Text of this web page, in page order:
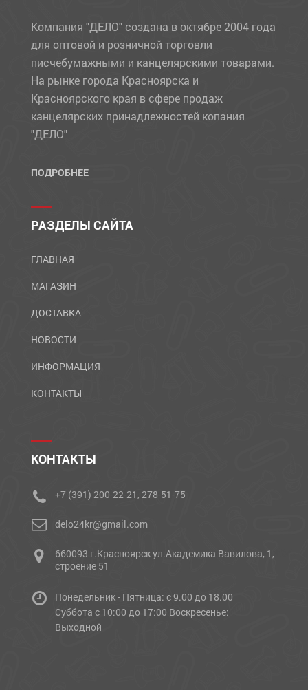
Компания "ДЕЛО" создана в октябре 2004 года
для оптовой и розничной торговли
писчебумажными и канцелярскими товарами.
На рынке города Красноярска и
Красноярского края в сфере продаж
канцелярских принадлежностей копания
"ДЕЛО"
ПОДРОБНЕЕ
РАЗДЕЛЫ САЙТА
ГЛАВНАЯ
МАГАЗИН
ДОСТАВКА
НОВОСТИ
ИНФОРМАЦИЯ
КОНТАКТЫ
КОНТАКТЫ
+7 (391) 200-22-21, 278-51-75
delo24kr@gmail.com
660093 г.Красноярск ул.Академика Вавилова, 1,
строение 51
Понедельник - Пятница: с 9.00 до 18.00
Cуббота с 10:00 до 17:00 Воскресенье:
Выходной